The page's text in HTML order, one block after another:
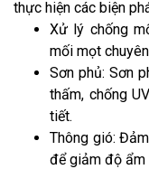
thực hiện các biện
Xử lý chống
mối mọt
Sơn phủ: Sơn
thấm, chống
tiết.
Thông gió:
để giảm độ ẩm